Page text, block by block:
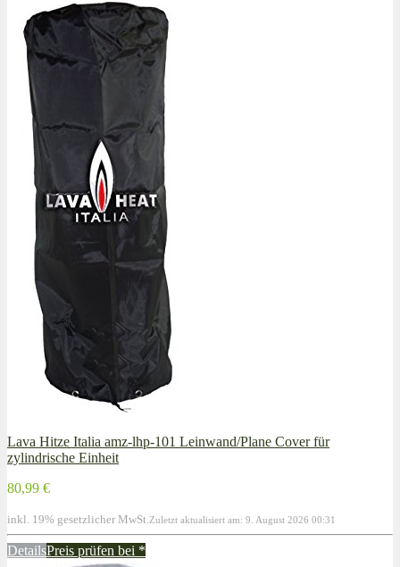
Lava Hitze Italia amz-lhp-101 Leinwand/Plane Cover für
zylindrische Einheit
80,99 €
inkl. 19% gesetzlicher MwSt. Zuletzt aktualisiert am: 9. August 2026 00:31
DetailsPreis prüfen bei *